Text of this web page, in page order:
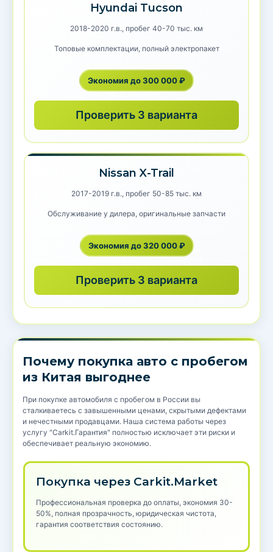
Hyundai Tucson
2018-2020 г.в., пробег 40-70 тыс. км
Топовые комплектации, полный электропакет
Экономия до 300 000 ₽
Проверить 3 варианта
Nissan X-Trail
2017-2019 г.в., пробег 50-85 тыс. км
Обслуживание у дилера, оригинальные запчасти
Экономия до 320 000 ₽
Проверить 3 варианта
Почему покупка авто с пробегом
из Китая выгоднее
При покупке автомобиля с пробегом в России вы
сталкиваетесь с завышенными ценами, скрытыми дефектами
и нечестными продавцами. Наша система работы через
услугу "Carkit.Гарантия" полностью исключает эти риски и
обеспечивает реальную экономию.
Покупка через Carkit.Market
Профессиональная проверка до оплаты, экономия 30-
50%, полная прозрачность, юридическая чистота,
гарантия соответствия состоянию.